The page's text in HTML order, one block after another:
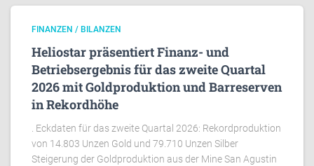
FINANZEN / BILANZEN
Heliostar präsentiert Finanz- und
Betriebsergebnis für das zweite Quartal
2026 mit Goldproduktion und Barreserven
in Rekordhöhe
. Eckdaten für das zweite Quartal 2026: Rekordproduktion
von 14.803 Unzen Gold und 79.710 Unzen Silber
Steigerung der Goldproduktion aus der Mine San Agustin